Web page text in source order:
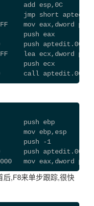
add esp,0C
jmp short
mov eax,dword
push eax
push
lea ecx,dword
push ecx
call
push ebp
mov ebp,esp
push -1
push
mov eax,dword
,F8来单步跟踪,很快